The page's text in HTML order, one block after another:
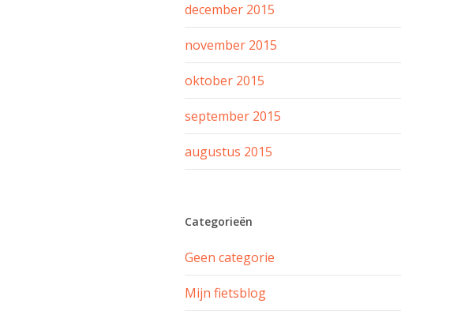
december 2015
november 2015
oktober 2015
september 2015
augustus 2015
Categorieën
Geen categorie
Mijn fietsblog